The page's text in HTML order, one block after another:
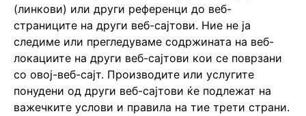
(линкови) или други референци до веб-
страниците на други веб-сајтови. Ние не ја
следиме или прегледуваме содржината на веб-
локациите на други веб-сајтови кои се поврзани
со овој-веб-сајт. Производите или услугите
понудени од други веб-сајтови ќе подлежат на
важечките услови и правила на тие трети страни.